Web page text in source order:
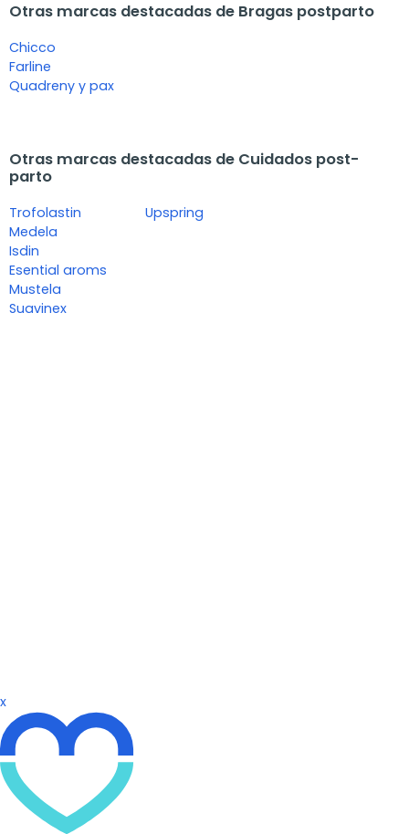
Otras marcas destacadas de Bragas postparto
Chicco
Farline
Quadreny y pax
Otras marcas destacadas de Cuidados post-
parto
Trofolastin
Medela
Isdin
Esential aroms
Mustela
Suavinex
Upspring
x